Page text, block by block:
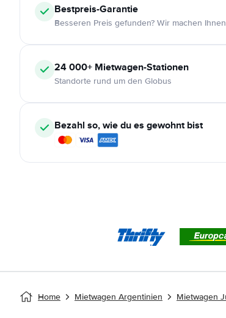
Bestpreis-Garantie
Besseren Preis gefunden? Wir machen
24 000+ Mietwagen-Stationen
Standorte rund um den Globus
Bezahl so, wie du es gewohnt bist
Home Mietwagen Argentinien Mietwagen